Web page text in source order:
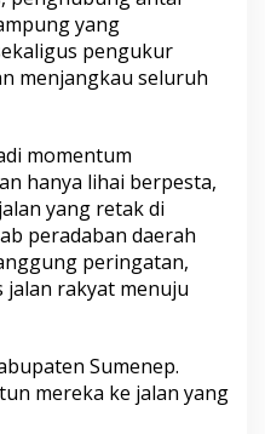
yang
pengukur
menjangkau seluruh
momentum
hanya lihai berpesta,
yang retak di
peradaban daerah
peringatan,
rakyat menuju
Sumenep.
mereka ke jalan yang